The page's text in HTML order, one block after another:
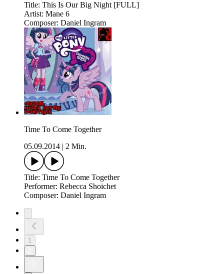
Title: This Is Our Big Night [FULL]
Artist: Mane 6
Composer: Daniel Ingram
Time To Come Together
05.09.2014
2 Min.
Title: Time To Come Together
Performer: Rebecca Shoichet
Composer: Daniel Ingram
1